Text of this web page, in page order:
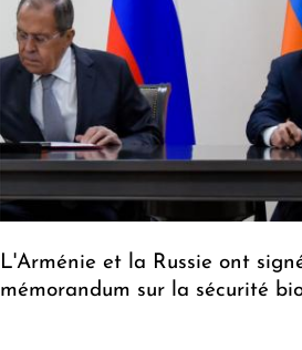
L'Arménie et la Russie ont
mémorandum sur la sécurité